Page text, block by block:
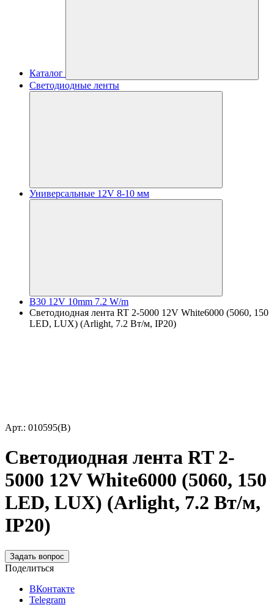
Каталог
Светодиодные ленты
Универсальные 12V 8-10 мм
B30 12V 10mm 7.2 W/m
Светодиодная лента RT 2-5000 12V White6000 (5060, 150
LED, LUX) (Arlight, 7.2 Вт/м, IP20)
Арт.: 010595(B)
Светодиодная лента RT 2-
5000 12V White6000 (5060, 150
LED, LUX) (Arlight, 7.2 Вт/м,
IP20)
Задать вопрос
Поделиться
ВКонтакте
Telegram